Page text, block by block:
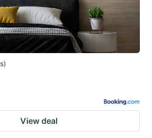
)
View deal